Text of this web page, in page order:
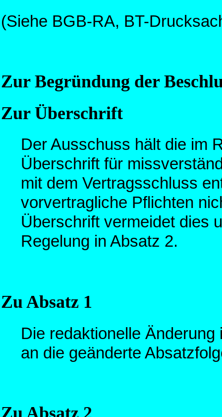
(Siehe BGB-RA, BT-
Zur Begründung der
Zur Überschrift
Der Ausschuss hält die im
Überschrift für
mit dem Vertragsschluss
vorvertragliche Pflichten
Überschrift vermeidet dies
Regelung in Absatz 2.
Zu Absatz 1
Die redaktionelle
an die geänderte